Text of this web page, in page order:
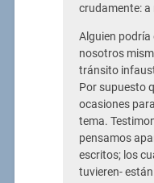
crudamente:
Alguien
nosotros
tránsito
Por supuesto
ocasiones
tema.
pensamos
escritos; los
tuvieren-